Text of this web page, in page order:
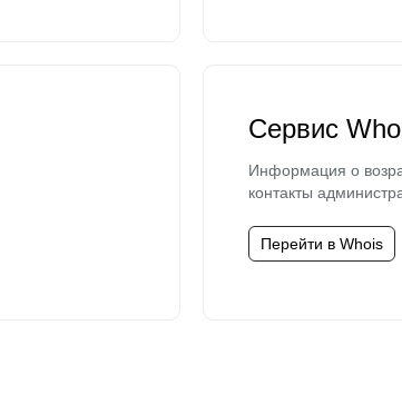
Сервис
Информация о
контакты
Перейти в Whois